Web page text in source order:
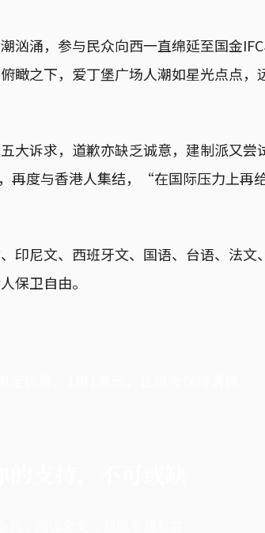
汹涌，参与民众向西一直绵延至国金
瞰之下，爱丁堡广场人潮如星光点点，
大诉求，道歉亦缺乏诚意，建制派又尝
再度与香港人集结，“在国际压力上再
印尼文、西班牙文、国语、台语、法文
保卫自由。